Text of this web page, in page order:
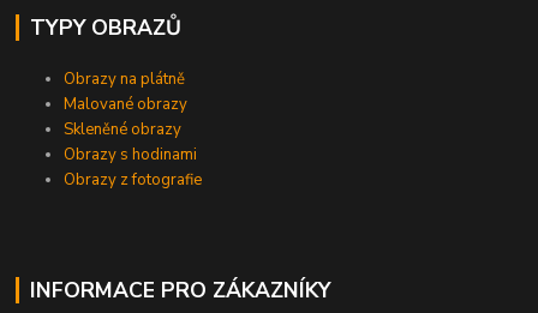
TYPY OBRAZŮ
Obrazy na plátně
Malované obrazy
Skleněné obrazy
Obrazy s hodinami
Obrazy z fotografie
INFORMACE PRO ZÁKAZNÍKY